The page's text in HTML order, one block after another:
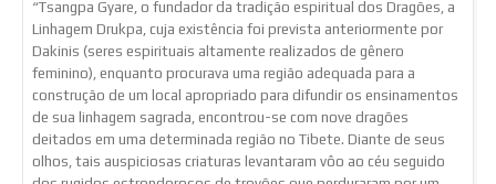
“Tsangpa Gyare, o fundador da tradição espiritual dos Dragões, a
Linhagem Drukpa, cuja existência foi prevista anteriormente por
Dakinis (seres espirituais altamente realizados de gênero
feminino), enquanto procurava uma região adequada para a
construção de um local apropriado para difundir os ensinamentos
de sua linhagem sagrada, encontrou-se com nove dragões
deitados em uma determinada região no Tibete. Diante de seus
olhos, tais auspiciosas criaturas levantaram vôo ao céu seguido